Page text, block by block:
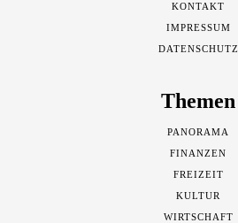
KONTAKT
IMPRESSUM
DATENSCHUTZ
Themen
PANORAMA
FINANZEN
FREIZEIT
KULTUR
WIRTSCHAFT